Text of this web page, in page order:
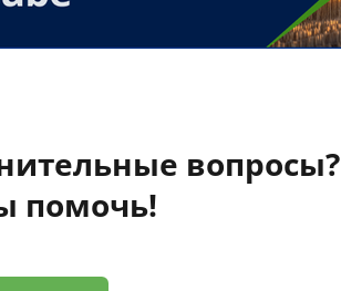
вопросы?
помочь!